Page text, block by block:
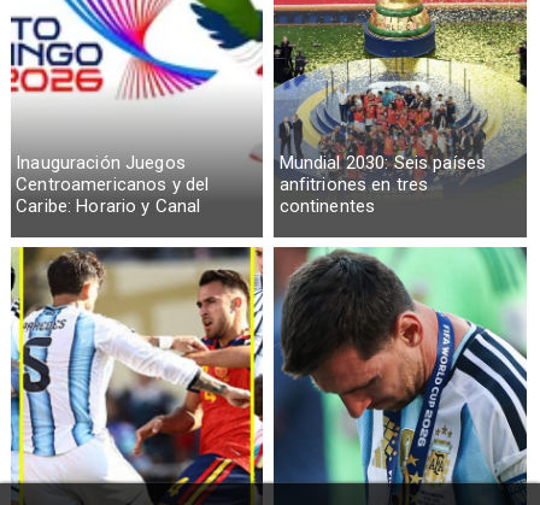
Inauguración Juegos
Centroamericanos y del
Caribe: Horario y Canal
Mundial 2030: Seis países
anfitriones en tres
continentes